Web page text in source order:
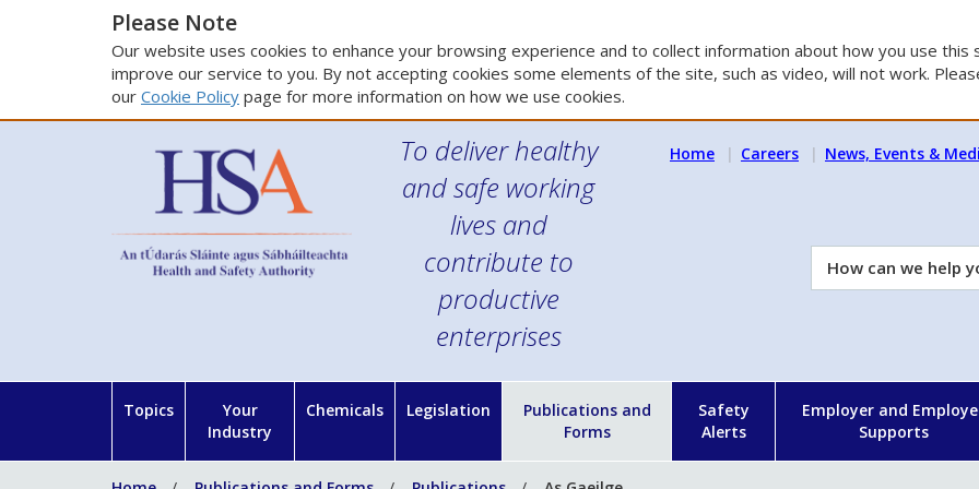
Please Note
Our website uses cookies to enhance your browsing experience and to collect information about how you use this
improve our service to you. By not accepting cookies some elements of the site, such as video, will not work.
our Cookie Policy page for more information on how we use cookies.
To deliver healthy
and safe working
lives and
contribute to
productive
enterprises
Home Careers News, Events &
How
can
Topics
Your
Industry
Chemicals Legislation
Publications and
Forms
Safety
Alerts
Employer and
Supports